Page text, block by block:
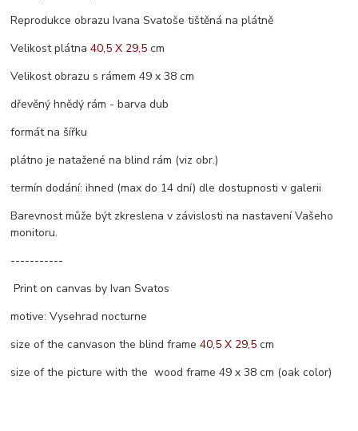
Reprodukce obrazu Ivana Svatoše tištěná na plátně
Velikost plátna40,5 X 29,5cm
Velikost obrazu s rámem 49 x 38 cm
dřevěný hnědý rám - barva dub
formát na šířku
plátno je natažené na blind rám (viz obr.)
termín dodání: ihned (max do 14 dní) dle dostupnosti v galerii
Barevnost může být zkreslena v závislosti na nastavení Vašeho
monitoru.
-----------
Print on canvas by Ivan Svatos
motive: Vysehrad nocturne
size of the canvason the blind frame40,5 X 29,5cm
size of the picture with the wood frame 49 x 38 cm (oak color)